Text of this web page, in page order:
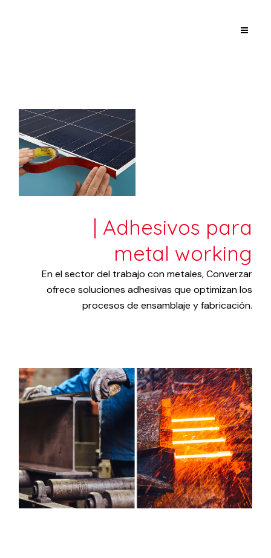
| Adhesivos para
metal working
En el sector del trabajo con metales, Converzar
ofrece soluciones adhesivas que optimizan los
procesos de ensamblaje y fabricación.